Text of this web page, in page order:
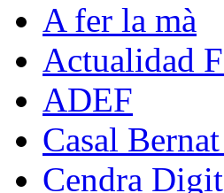
A fer la mà
Actualidad
ADEF
Casal
Cendra